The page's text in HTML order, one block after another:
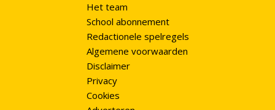
Het team
School abonnement
Redactionele spelregels
Algemene voorwaarden
Disclaimer
Privacy
Cookies